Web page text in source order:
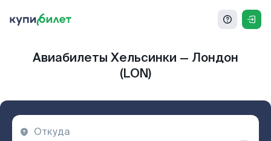
Авиабилеты Хельсинки — Лондон
(LON)